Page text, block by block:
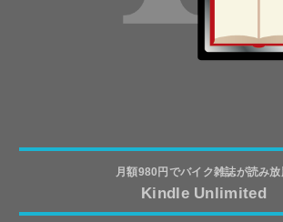
月額980円でバイク雑誌が読み放
Kindle Unlimited